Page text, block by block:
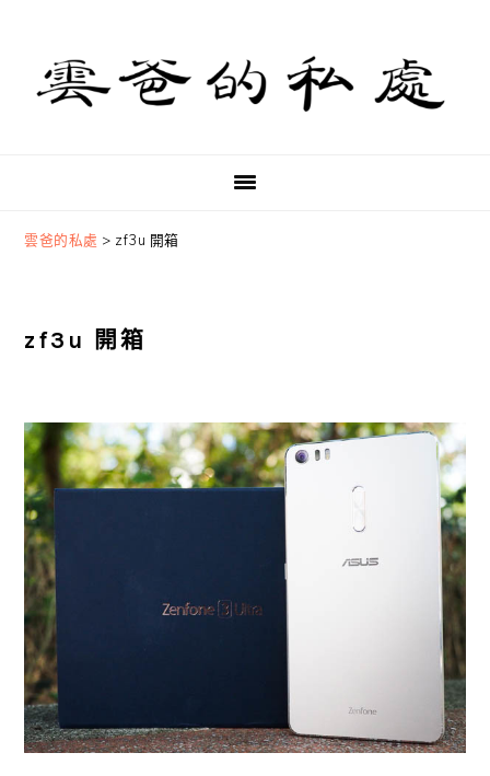
primary
navigation
content
primary
sidebar
雲爸的私處 > zf3u 開箱
zf3u 開箱